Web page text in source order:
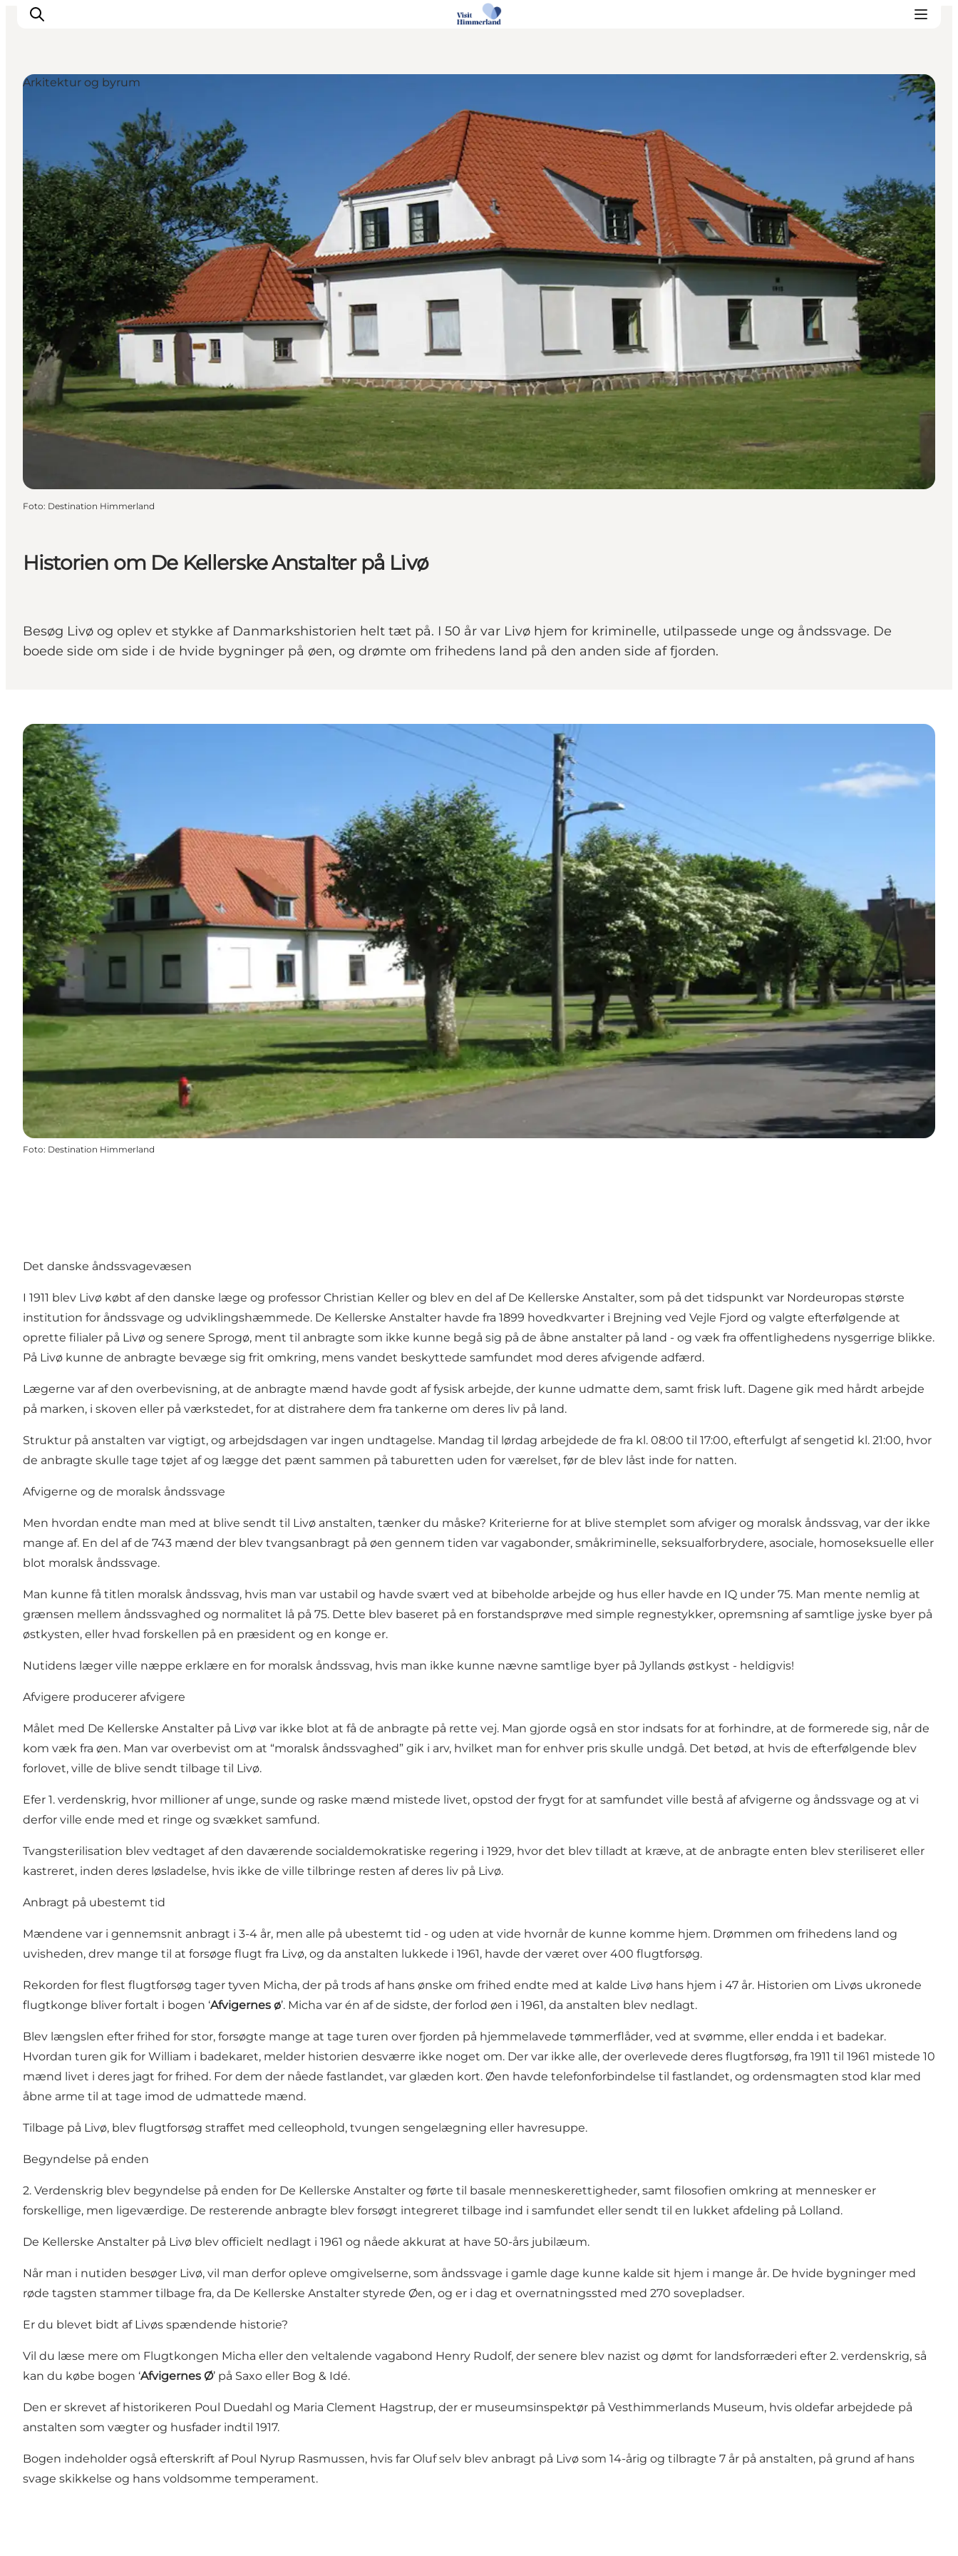
Oplev Himmerland
Udforsk naturen
Himmerlandsbyer
DET SKER
Planlæg din ferie
Book Oplevelser
Praktisk info
Historien om De Kellerske Anstalter på Livø
Besøg Livø og oplev et stykke af Danmarkshistorien helt tæt på. I 50 år var Livø hjem for kriminelle, utilpassede unge og åndssvage. De
boede side om side i de hvide bygninger på øen, og drømte om frihedens land på den anden side af fjorden.
Arkitektur og byrum
Foto: Destination Himmerland
Foto: Destination Himmerland
Det danske åndssvagevæsen
I 1911 blev Livø købt af den danske læge og professor Christian Keller og blev en del af De Kellerske Anstalter, som på det tidspunkt var Nordeuropas største
institution for åndssvage og udviklingshæmmede. De Kellerske Anstalter havde fra 1899 hovedkvarter i Brejning ved Vejle Fjord og valgte efterfølgende at
oprette filialer på Livø og senere Sprogø, ment til anbragte som ikke kunne begå sig på de åbne anstalter på land - og væk fra offentlighedens nysgerrige blikke.
På Livø kunne de anbragte bevæge sig frit omkring, mens vandet beskyttede samfundet mod deres afvigende adfærd.
Lægerne var af den overbevisning, at de anbragte mænd havde godt af fysisk arbejde, der kunne udmatte dem, samt frisk luft. Dagene gik med hårdt arbejde
på marken, i skoven eller på værkstedet, for at distrahere dem fra tankerne om deres liv på land.
Struktur på anstalten var vigtigt, og arbejdsdagen var ingen undtagelse. Mandag til lørdag arbejdede de fra kl. 08:00 til 17:00, efterfulgt af sengetid kl. 21:00, hvor
de anbragte skulle tage tøjet af og lægge det pænt sammen på taburetten uden for værelset, før de blev låst inde for natten.
Afvigerne og de moralsk åndssvage
Men hvordan endte man med at blive sendt til Livø anstalten, tænker du måske? Kriterierne for at blive stemplet som afviger og moralsk åndssvag, var der ikke
mange af. En del af de 743 mænd der blev tvangsanbragt på øen gennem tiden var vagabonder, småkriminelle, seksualforbrydere, asociale, homoseksuelle eller
blot moralsk åndssvage.
Man kunne få titlen moralsk åndssvag, hvis man var ustabil og havde svært ved at bibeholde arbejde og hus eller havde en IQ under 75. Man mente nemlig at
grænsen mellem åndssvaghed og normalitet lå på 75. Dette blev baseret på en forstandsprøve med simple regnestykker, opremsning af samtlige jyske byer på
østkysten, eller hvad forskellen på en præsident og en konge er.
Nutidens læger ville næppe erklære en for moralsk åndssvag, hvis man ikke kunne nævne samtlige byer på Jyllands østkyst - heldigvis!
Afvigere producerer afvigere
Målet med De Kellerske Anstalter på Livø var ikke blot at få de anbragte på rette vej. Man gjorde også en stor indsats for at forhindre, at de formerede sig, når de
kom væk fra øen. Man var overbevist om at “moralsk åndssvaghed” gik i arv, hvilket man for enhver pris skulle undgå. Det betød, at hvis de efterfølgende blev
forlovet, ville de blive sendt tilbage til Livø.
Efer 1. verdenskrig, hvor millioner af unge, sunde og raske mænd mistede livet, opstod der frygt for at samfundet ville bestå af afvigerne og åndssvage og at vi
derfor ville ende med et ringe og svækket samfund.
Tvangsterilisation blev vedtaget af den daværende socialdemokratiske regering i 1929, hvor det blev tilladt at kræve, at de anbragte enten blev steriliseret eller
kastreret, inden deres løsladelse, hvis ikke de ville tilbringe resten af deres liv på Livø.
Anbragt på ubestemt tid
Mændene var i gennemsnit anbragt i 3-4 år, men alle på ubestemt tid - og uden at vide hvornår de kunne komme hjem. Drømmen om frihedens land og
uvisheden, drev mange til at forsøge flugt fra Livø, og da anstalten lukkede i 1961, havde der været over 400 flugtforsøg.
Rekorden for flest flugtforsøg tager tyven Micha, der på trods af hans ønske om frihed endte med at kalde Livø hans hjem i 47 år. Historien om Livøs ukronede
flugtkonge bliver fortalt i bogen ‘Afvigernes ø’. Micha var én af de sidste, der forlod øen i 1961, da anstalten blev nedlagt.
Blev længslen efter frihed for stor, forsøgte mange at tage turen over fjorden på hjemmelavede tømmerflåder, ved at svømme, eller endda i et badekar.
Hvordan turen gik for William i badekaret, melder historien desværre ikke noget om. Der var ikke alle, der overlevede deres flugtforsøg, fra 1911 til 1961 mistede 10
mænd livet i deres jagt for frihed. For dem der nåede fastlandet, var glæden kort. Øen havde telefonforbindelse til fastlandet, og ordensmagten stod klar med
åbne arme til at tage imod de udmattede mænd.
Tilbage på Livø, blev flugtforsøg straffet med celleophold, tvungen sengelægning eller havresuppe.
Begyndelse på enden
2. Verdenskrig blev begyndelse på enden for De Kellerske Anstalter og førte til basale menneskerettigheder, samt filosofien omkring at mennesker er
forskellige, men ligeværdige. De resterende anbragte blev forsøgt integreret tilbage ind i samfundet eller sendt til en lukket afdeling på Lolland.
De Kellerske Anstalter på Livø blev officielt nedlagt i 1961 og nåede akkurat at have 50-års jubilæum.
Når man i nutiden besøger Livø, vil man derfor opleve omgivelserne, som åndssvage i gamle dage kunne kalde sit hjem i mange år. De hvide bygninger med
røde tagsten stammer tilbage fra, da De Kellerske Anstalter styrede Øen, og er i dag et overnatningssted med 270 sovepladser.
Er du blevet bidt af Livøs spændende historie?
Vil du læse mere om Flugtkongen Micha eller den veltalende vagabond Henry Rudolf, der senere blev nazist og dømt for landsforræderi efter 2. verdenskrig, så
kan du købe bogen ‘Afvigernes Ø’ på Saxo eller Bog & Idé.
Den er skrevet af historikeren Poul Duedahl og Maria Clement Hagstrup, der er museumsinspektør på Vesthimmerlands Museum, hvis oldefar arbejdede på
anstalten som vægter og husfader indtil 1917.
Bogen indeholder også efterskrift af Poul Nyrup Rasmussen, hvis far Oluf selv blev anbragt på Livø som 14-årig og tilbragte 7 år på anstalten, på grund af hans
svage skikkelse og hans voldsomme temperament.